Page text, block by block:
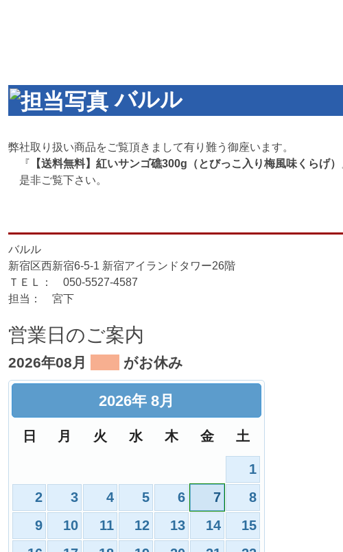
バルル
弊社取り扱い商品をご覧頂きまして有り難う御座います。
『 【送料無料】紅いサンゴ礁300g（とびっこ入り梅風味くらげ）
是非ご覧下さい。
バルル
新宿区西新宿6-5-1 新宿アイランドタワー26階
ＴＥＬ： 050-5527-4587
担当： 宮下
営業日のご案内
2026年08月 がお休み
2026年 8月
日 月 火 水 木 金 土
1
2
3 4 5 6 7
8
9
10 11 12 13 14
15